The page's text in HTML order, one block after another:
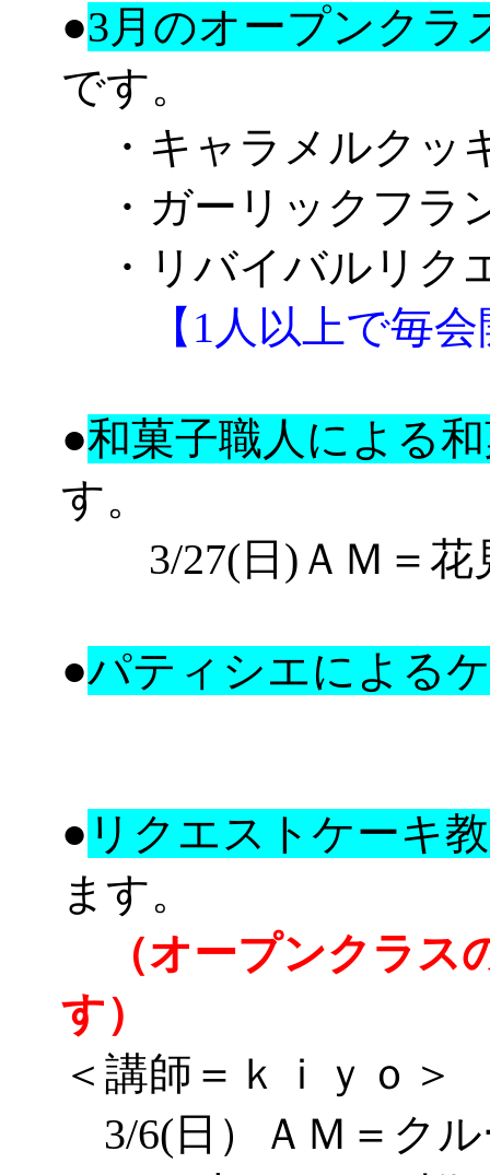
●3月のオープンクラ
です。
・キャラメルクッ
・ガーリックフラ
・リバイバルリク
【1人以上で毎
●和菓子職人による
す。
3/27(日) ＡＭ ＝
●パティシエによる
● リクエストケーキ
ます。
（オープンクラス
す）
＜講師＝ｋｉｙｏ＞
3/6(日）ＡＭ＝ ク